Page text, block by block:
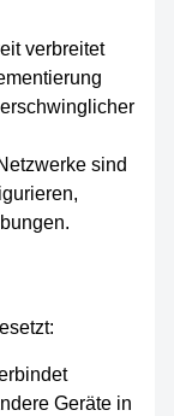
verbreitet
sind
Geräte in